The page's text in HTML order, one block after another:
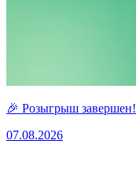
🎉 Розыгрыш завершен!
07.08.2026